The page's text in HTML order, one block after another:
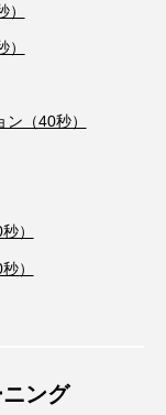
（40秒）
）
）
ング